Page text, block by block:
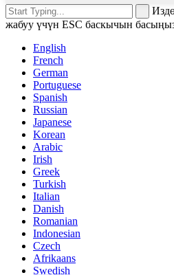
жабуу үчүн ESC баскычын
English
French
German
Portuguese
Spanish
Russian
Japanese
Korean
Arabic
Irish
Greek
Turkish
Italian
Danish
Romanian
Indonesian
Czech
Afrikaans
Swedish